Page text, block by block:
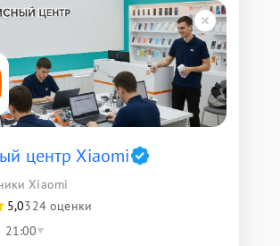
центр Xiaomi
Xiaomi
5,0324 оценки
21:00